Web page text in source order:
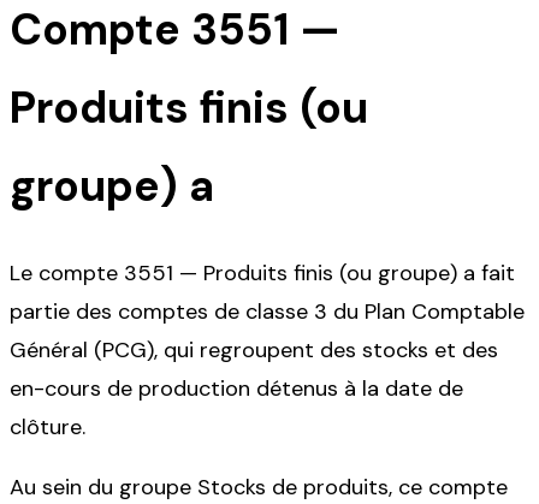
Compte 3551 —
Produits finis (ou
groupe) a
Le compte 3551 — Produits finis (ou groupe) a fait
partie des comptes de classe 3 du Plan Comptable
Général (PCG), qui regroupent des stocks et des
en-cours de production détenus à la date de
clôture.
Au sein du groupe Stocks de produits, ce compte